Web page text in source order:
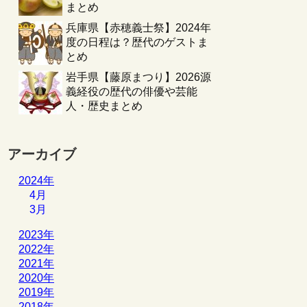
まとめ
兵庫県【赤穂義士祭】2024年
度の日程は？歴代のゲストま
とめ
岩手県【藤原まつり】2026源
義経役の歴代の俳優や芸能
人・歴史まとめ
アーカイブ
2024年
4月
3月
2023年
2022年
2021年
2020年
2019年